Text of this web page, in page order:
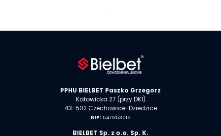
PPHU BIELBET Paszko Grzegorz
Katowicka 27 (przy DK1)
43-502 Czechowice-Dziedzice
NIP:5471353019
BIELBET Sp. z o.o. Sp. K.